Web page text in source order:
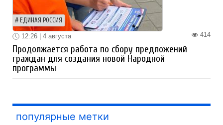
ЕДИНАЯ РОССИЯ
414
12:26 | 4 августа
Продолжается работа по сбору предложений
граждан для создания новой Народной
программы
популярные метки